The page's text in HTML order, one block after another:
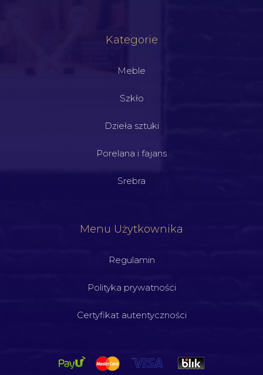
Kategorie
Meble
Szkło
Dzieła sztuki
Porelana i fajans
Srebra
Menu Użytkownika
Regulamin
Polityka prywatności
Certyfikat autentyczności